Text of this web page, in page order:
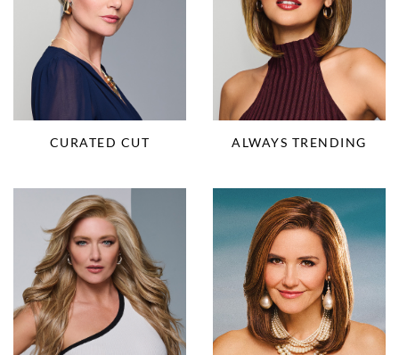
CURATED CUT ALWAYS TRENDING